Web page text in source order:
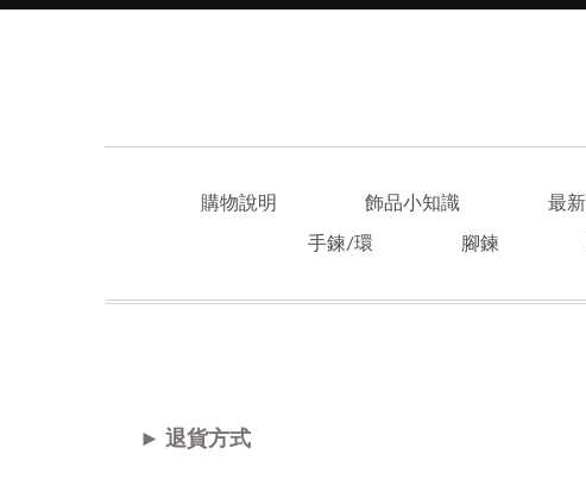
購物說明 飾品小知識 最
手鍊/環 腳鍊
► 退貨方式